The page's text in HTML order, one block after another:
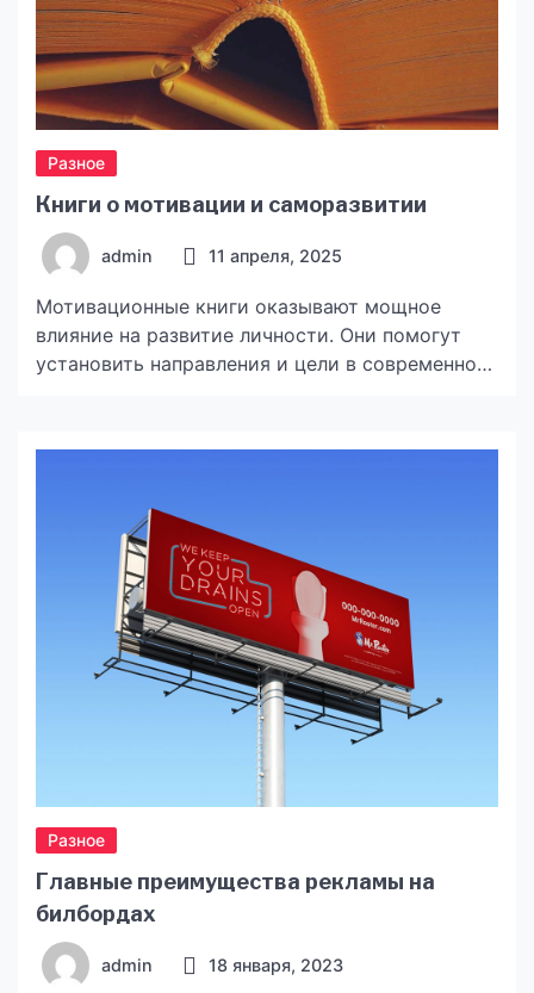
Разное
Книги о мотивации и саморазвитии
admin 11 апреля, 2025
Мотивационные книги оказывают мощное
влияние на развитие личности. Они помогут
установить направления и цели в современном
сторон вещают об успешности и перспективах,
достижения и структурировать мнения
относительно профессионального и
личностного роста. На сайте книжного онлайн
магазина ufreida.com.ua вы найдете коллекцию
таких книг, […]
Разное
Главные преимущества рекламы на
билбордах
admin 18 января, 2023